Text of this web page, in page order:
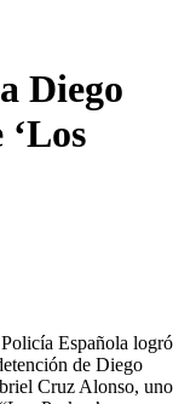
Diego
Española logró
de Diego
Cruz Alonso, uno